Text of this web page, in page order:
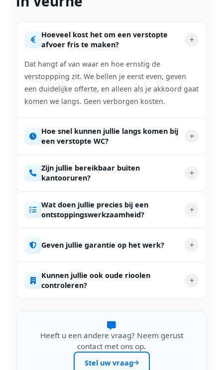
Hoeveel kost het om een verstopte
afvoer fris te maken?
Dat hangt af van waar en hoe ernstig de
verstoppping zit. We bellen je eerst even, geven
een duidelijke offerte, en alleen als je akkoord gaat
komen we langs. Geen verborgen kosten.
Hoe snel kunnen jullie langs komen bij
een verstopte WC?
Zijn jullie bereikbaar buiten
kantooruren?
Wat doen jullie precies bij een
ontstoppingswerkzaamheid?
Geven jullie garantie op het werk?
Kunnen jullie ook oude rioolen
controleren?
Heeft u een andere vraag? Neem gerust
contact met ons op.
Stel uw vraag